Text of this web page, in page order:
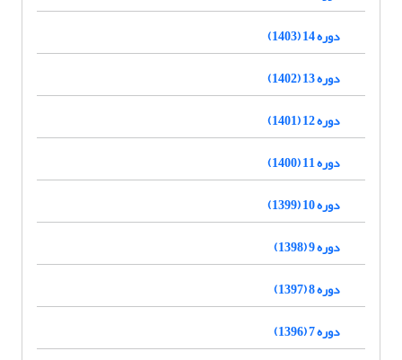
دوره 14 (1403)
دوره 13 (1402)
دوره 12 (1401)
دوره 11 (1400)
دوره 10 (1399)
دوره 9 (1398)
دوره 8 (1397)
دوره 7 (1396)